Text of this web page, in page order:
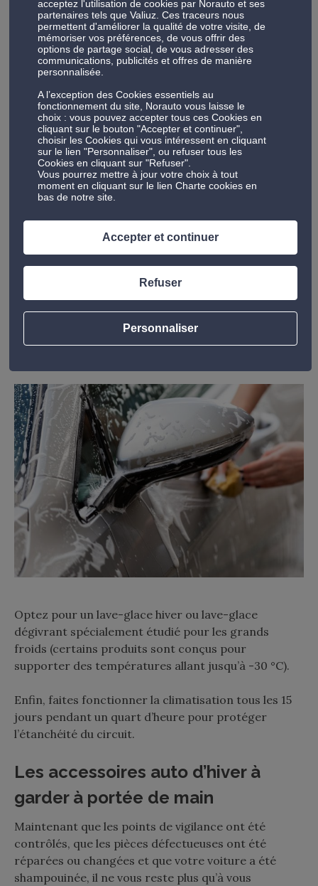
nettoyer sa voiture sous un beau soleil d’été, négliger
la toilette de sa voiture en hiver peut conduire à
quelques complications. Adopter les bons gestes
s’impose alors.
Commencez par bien lubrifier les caoutchoucs des
portes et du coffre ainsi que les serrures des
portières et de la trappe à carburant.
Vous pourrez ensuite nettoyer le pare-brise de
l’extérieur et de l’intérieur avec un détergent pour
vitres et un chiffon en microfibre ou un chiffon type
Traitez aussi les vitrages avec un shampooing
dernier formera un film sur les vitres et la
carrosserie permettant de faire glisser la pluie ou la
neige plus rapidement et de réduire la formation de
la glace pendant la nuit.
Optez pour un lave-glace hiver ou lave-glace
dégivrant spécialement étudié pour les grands
froids (certains produits sont conçus pour
supporter des températures allant jusqu’à -30 °C).
Enfin, faites fonctionner la climatisation tous les 15
jours pendant un quart d’heure pour protéger
l’étanchéité du circuit.
Les accessoires auto d’hiver à
garder à portée de main
Maintenant que les points de vigilance ont été
contrôlés, que les pièces défectueuses ont été
réparées ou changées et que votre voiture a été
shampouinée, il ne vous reste plus qu’à vous
acceptez l'utilisation de cookies par Norauto et ses
partenaires tels que Valiuz. Ces traceurs nous
permettent d'améliorer la qualité de votre visite, de
mémoriser vos préférences, de vous offrir des
options de partage social, de vous adresser des
communications, publicités et offres de manière
personnalisée.
A l’exception des Cookies essentiels au
fonctionnement du site, Norauto vous laisse le
choix : vous pouvez accepter tous ces Cookies en
cliquant sur le bouton "Accepter et continuer",
choisir les Cookies qui vous intéressent en cliquant
sur le lien "Personnaliser", ou refuser tous les
Cookies en cliquant sur "Refuser".
Vous pourrez mettre à jour votre choix à tout
moment en cliquant sur le lien Charte cookies en
bas de notre site.
Personnaliser
Refuser
Accepter et continuer